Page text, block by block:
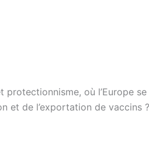
protectionnisme, où l’Europe
et de l’exportation de vaccins